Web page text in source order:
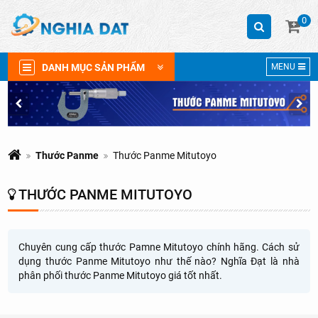
0
DANH MỤC SẢN PHẨM MENU
Thước Panme Thước Panme Mitutoyo
THƯỚC PANME MITUTOYO
Chuyên cung cấp thước Pamne Mitutoyo chính hãng. Cách sử
dụng thước Panme Mitutoyo như thế nào? Nghĩa Đạt là nhà
phân phối thước Panme Mitutoyo giá tốt nhất.